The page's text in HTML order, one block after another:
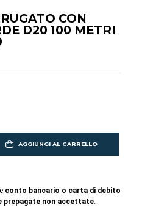
CON
D20 100 METRI
AGGIUNGI AL CARRELLO
conto bancario o carta di debito
prepagate non accettate.